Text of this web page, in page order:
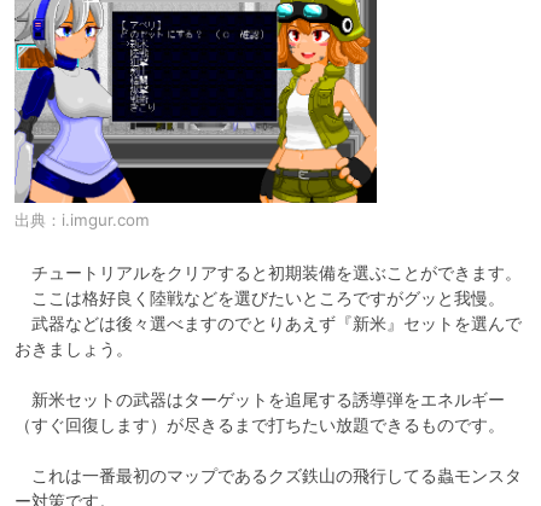
出典： i.imgur.com
チュートリアルをクリアすると初期装備を選ぶことができます。
ここは格好良く陸戦などを選びたいところですがグッと我慢。
武器などは後々選べますのでとりあえず『新米』セットを選んで
おきましょう。
新米セットの武器はターゲットを追尾する誘導弾をエネルギー
（すぐ回復します）が尽きるまで打ちたい放題できるものです。
これは一番最初のマップであるクズ鉄山の飛行してる蟲モンスタ
ー対策です。